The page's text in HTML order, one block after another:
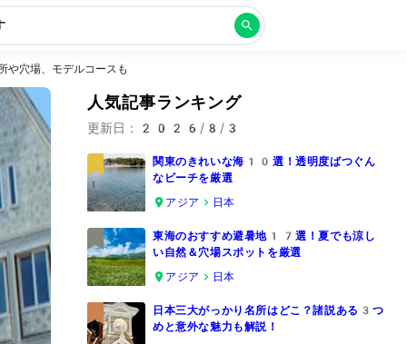
穴場、モデルコースも
人気記事ランキング
更新日： 2026/8/3
1
関東のきれいな海10選！透明度ばつぐん
なビーチを厳選
アジア
日本
2
東海のおすすめ避暑地17選！夏でも涼し
い自然＆穴場スポットを厳選
アジア
日本
3
日本三大がっかり名所はどこ？諸説ある3つ
めと意外な魅力も解説！